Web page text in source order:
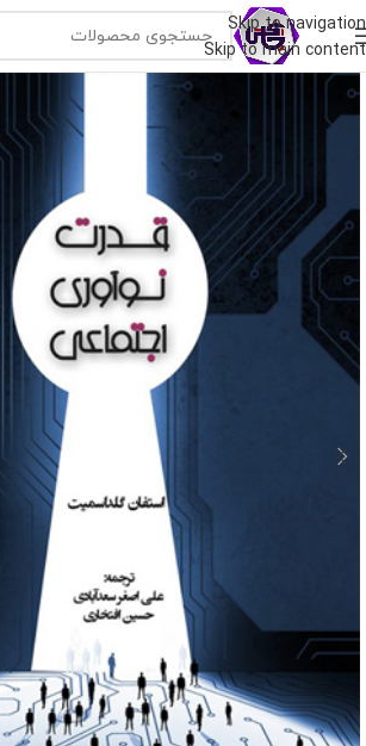
Skip to navigation
Skip to main content